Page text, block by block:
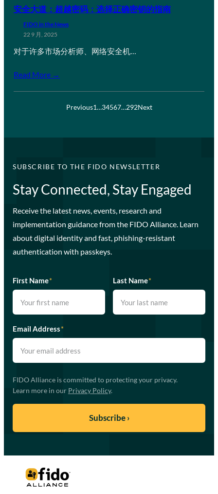
安全大道：超越密码：选择正确密钥的指南
FIDO in the News
22 9 月, 2025
对于许多市场分析师、网络安全机…
Read More →
Previous1…34567…292Next
SUBSCRIBE TO THE FIDO NEWSLETTER
Stay Connected, Stay Engaged
Receive the latest news, events, research and
implementation guidance from the FIDO Alliance. Learn
about digital identity and fast, phishing-resistant
authentication with passkeys.
First Name* Last Name*
Email Address*
FIDO Alliance is committed to protecting your privacy.
Learn more in our Privacy Policy.